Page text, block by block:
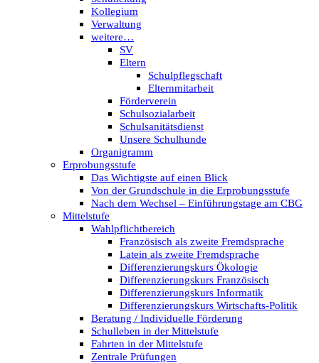
Kollegium
Verwaltung
weitere…
SV
Eltern
Schulpflegschaft
Elternmitarbeit
Förderverein
Schulsozialarbeit
Schulsanitätsdienst
Unsere Schulhunde
Organigramm
Erprobungsstufe
Das Wichtigste auf einen Blick
Von der Grundschule in die Erprobungsstufe
Nach dem Wechsel – Einführungstage am CBG
Mittelstufe
Wahlpflichtbereich
Französisch als zweite Fremdsprache
Latein als zweite Fremdsprache
Differenzierungskurs Ökologie
Differenzierungskurs Französisch
Differenzierungskurs Informatik
Differenzierungskurs Wirtschafts-Politik
Beratung / Individuelle Förderung
Schulleben in der Mittelstufe
Fahrten in der Mittelstufe
Zentrale Prüfungen